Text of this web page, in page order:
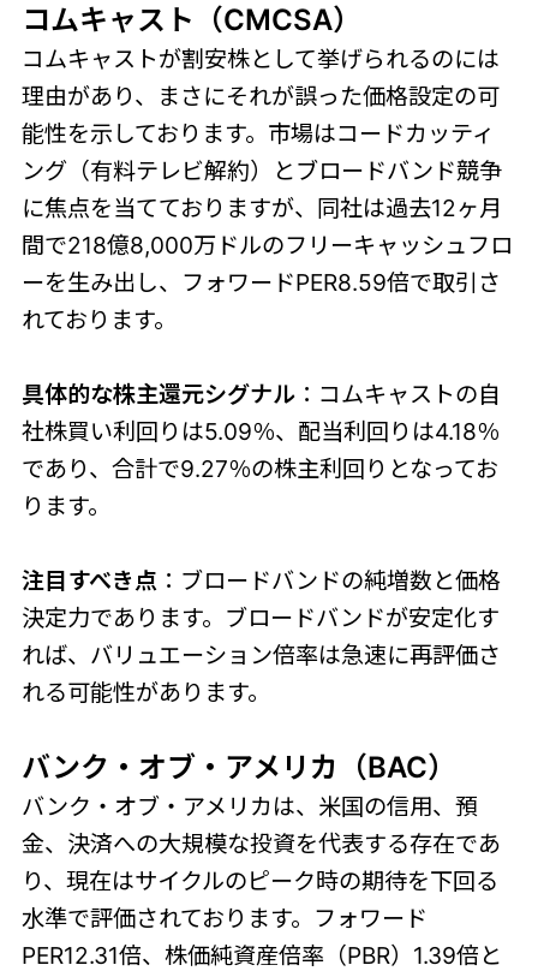
コムキャスト（CMCSA）
コムキャストが割安株として挙げられるのには
理由があり、まさにそれが誤った価格設定の可
能性を示しております。市場はコードカッティ
ング（有料テレビ解約）とブロードバンド競争
に焦点を当てておりますが、同社は過去12ヶ月
間で218億8,000万ドルのフリーキャッシュフロ
ーを生み出し、フォワードPER8.59倍で取引さ
れております。
具体的な株主還元シグナル：コムキャストの自
社株買い利回りは5.09％、配当利回りは4.18％
であり、合計で9.27％の株主利回りとなってお
ります。
注目すべき点 ：ブロードバンドの純増数と価格
決定力であります。ブロードバンドが安定化す
れば、バリュエーション倍率は急速に再評価さ
れる可能性があります。
バンク・オブ・アメリカ（BAC）
バンク・オブ・アメリカは、米国の信用、預
金、決済への大規模な投資を代表する存在であ
り、現在はサイクルのピーク時の期待を下回る
水準で評価されております。フォワード
PER12.31倍、株価純資産倍率（PBR）1.39倍と